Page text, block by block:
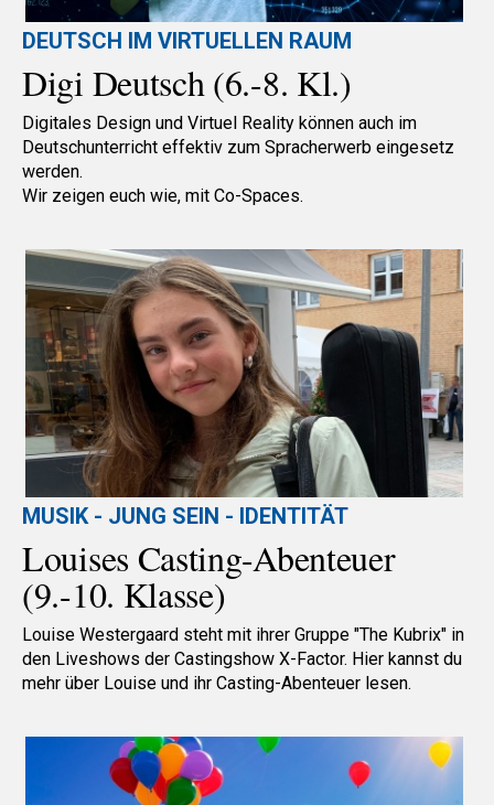
DEUTSCH IM VIRTUELLEN RAUM
Digi Deutsch (6.-8. Kl.)
Digitales Design und Virtuel Reality können auch im
Deutschunterricht effektiv zum Spracherwerb eingesetz
werden.
Wir zeigen euch wie, mit Co-Spaces.
MUSIK - JUNG SEIN - IDENTITÄT
Louises Casting-Abenteuer
(9.-10. Klasse)
Louise Westergaard steht mit ihrer Gruppe "The Kubrix" in
den Liveshows der Castingshow X-Factor. Hier kannst du
mehr über Louise und ihr Casting-Abenteuer lesen.